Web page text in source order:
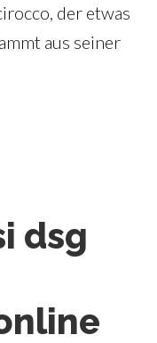
der etwas
aus seiner
dsg